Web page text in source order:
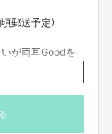
郵送予定）
が両耳Goodを
。実際は写真と